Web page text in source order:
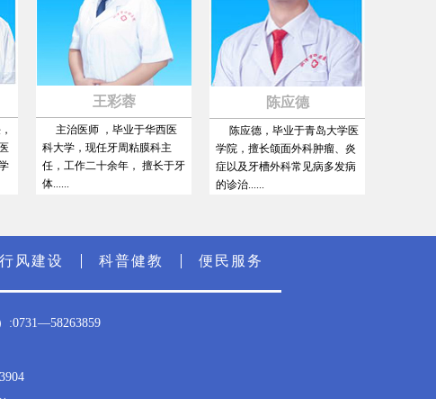
王彩蓉
主治医师 ，毕业于华西医
科大学，现任牙周粘膜科主
任，工作二十余年， 擅长于牙
体......
陈应德
陈应德，毕业于青岛大学医
学院，擅长颌面外科肿瘤、炎
症以及牙槽外科常见病多发病
的诊治......
行风建设 科普健教 便民服务
:0731—58263859